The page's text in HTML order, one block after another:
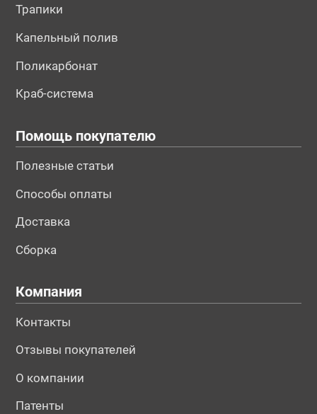
Трапики
Капельный полив
Поликарбонат
Краб-система
Помощь покупателю
Полезные статьи
Способы оплаты
Доставка
Сборка
Компания
Контакты
Отзывы покупателей
О компании
Патенты